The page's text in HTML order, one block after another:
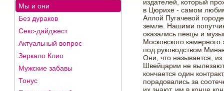
Мы и они
Без дураков
Секс-дайджест
Актуальный вопрос
Зеркало Клио
Мужские забавы
Тонус
издателей, который
в Цюрихе - самом
Аллой Пугачевой
земле. Нашими
оказались певцы и
Московского камерного
под руководством
Они, что называется, из
Швейцарии не
кончается один
порадовались за